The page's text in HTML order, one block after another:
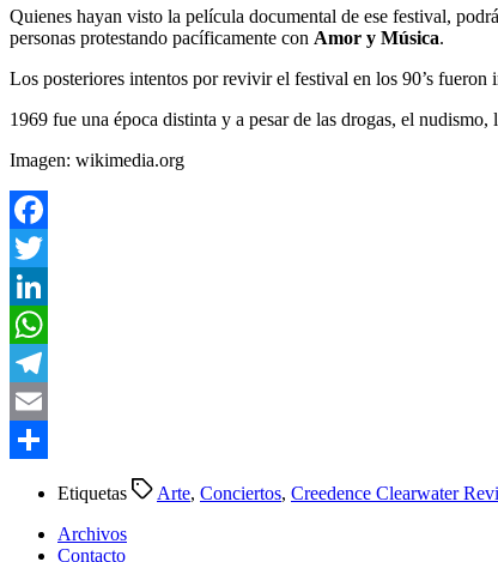
Quienes hayan visto la película documental de ese festival,
personas protestando pacíficamente con Amor y Música.
Los posteriores intentos por revivir el festival en los 90’s fueron
1969 fue una época distinta y a pesar de las drogas, el
Imagen: wikimedia.org
Facebook
Twitter
LinkedIn
WhatsApp
Telegram
Email
Etiquetas Arte, Conciertos, Creedence Clearwater
Archivos
Contacto